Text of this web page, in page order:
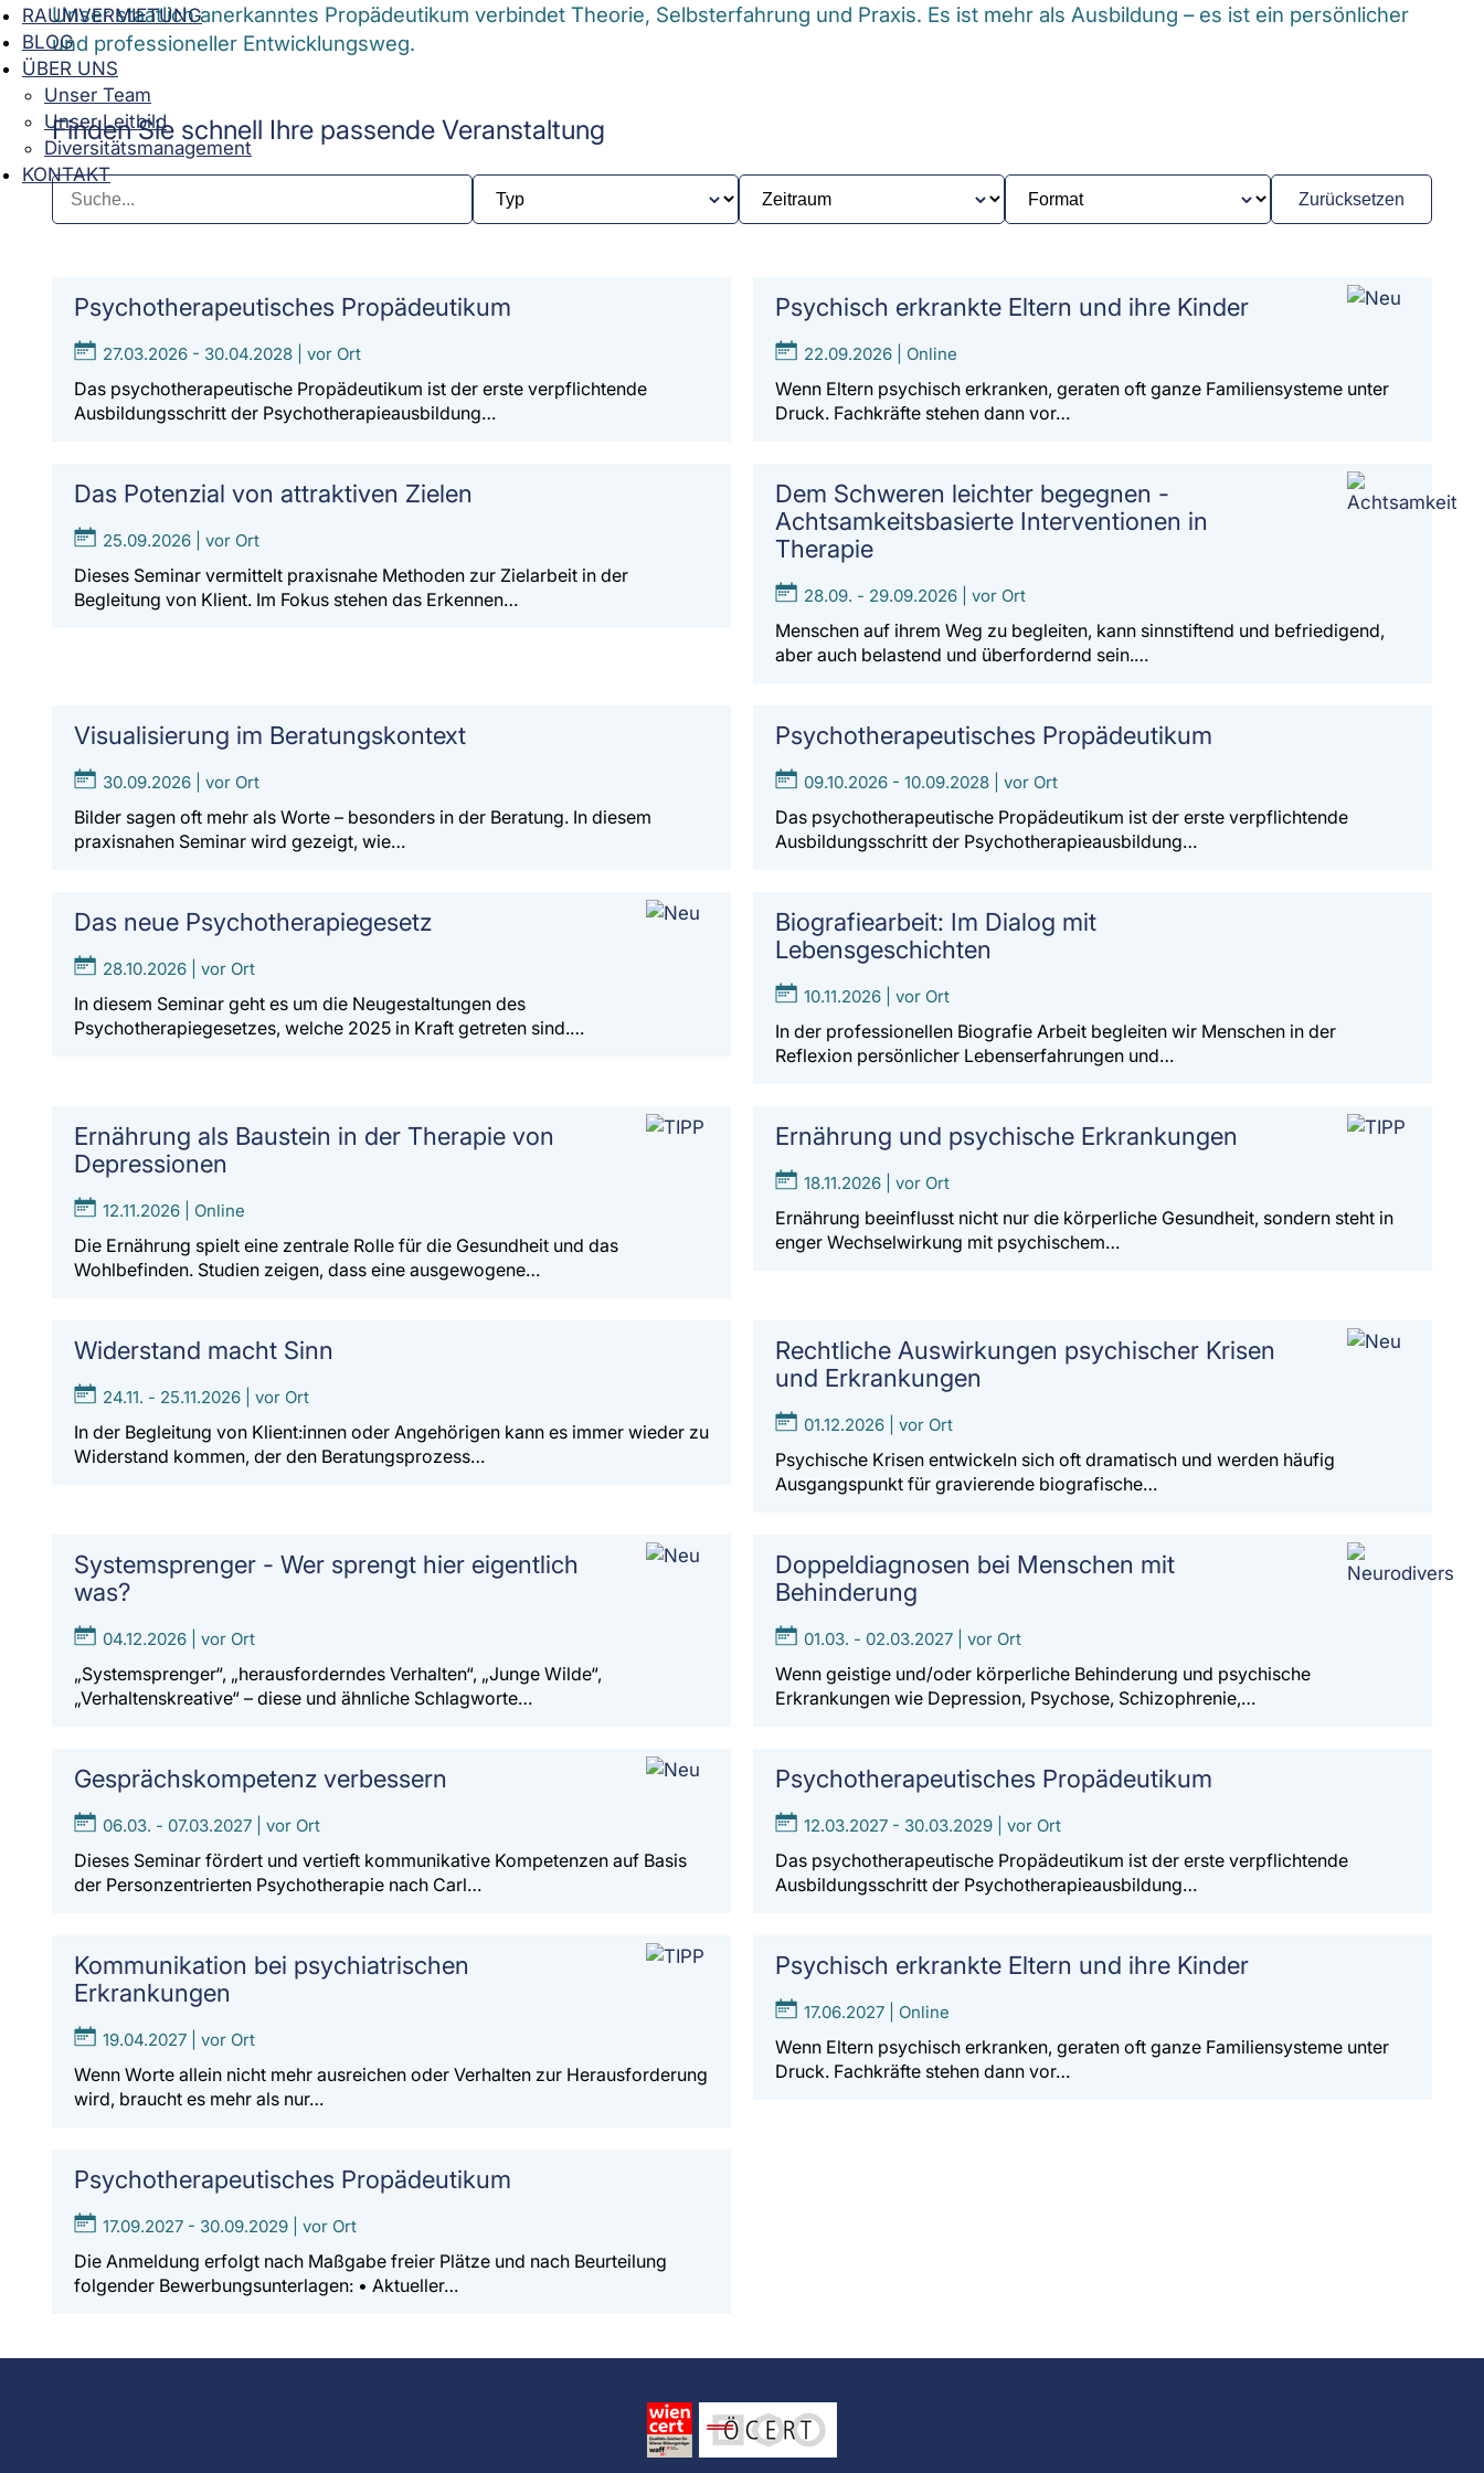
RAUMVERMIETUNG
BLOG
ÜBER UNS
Unser Team
Unser Leitbild
Diversitätsmanagement
KONTAKT
Unser staatlich anerkanntes Propädeutikum verbindet Theorie, Selbsterfahrung und Praxis. Es ist mehr als Ausbildung – es ist ein persönlicher
und professioneller Entwicklungsweg.
Finden Sie schnell Ihre passende Veranstaltung
Zurücksetzen
Psychotherapeutisches Propädeutikum
27.03.2026 - 30.04.2028 | vor Ort
Das psychotherapeutische Propädeutikum ist der erste verpflichtende
Ausbildungsschritt der Psychotherapieausbildung…
Psychisch erkrankte Eltern und ihre Kinder
22.09.2026 | Online
Wenn Eltern psychisch erkranken, geraten oft ganze Familiensysteme unter
Druck. Fachkräfte stehen dann vor…
Das Potenzial von attraktiven Zielen
25.09.2026 | vor Ort
Dieses Seminar vermittelt praxisnahe Methoden zur Zielarbeit in der
Begleitung von Klient. Im Fokus stehen das Erkennen…
Dem Schweren leichter begegnen -
Achtsamkeitsbasierte Interventionen in
Therapie
28.09. - 29.09.2026 | vor Ort
Menschen auf ihrem Weg zu begleiten, kann sinnstiftend und befriedigend,
aber auch belastend und überfordernd sein.…
Visualisierung im Beratungskontext
30.09.2026 | vor Ort
Bilder sagen oft mehr als Worte – besonders in der Beratung. In diesem
praxisnahen Seminar wird gezeigt, wie…
Psychotherapeutisches Propädeutikum
09.10.2026 - 10.09.2028 | vor Ort
Das psychotherapeutische Propädeutikum ist der erste verpflichtende
Ausbildungsschritt der Psychotherapieausbildung…
Das neue Psychotherapiegesetz
28.10.2026 | vor Ort
In diesem Seminar geht es um die Neugestaltungen des
Psychotherapiegesetzes, welche 2025 in Kraft getreten sind.…
Biografiearbeit: Im Dialog mit
Lebensgeschichten
10.11.2026 | vor Ort
In der professionellen Biografie Arbeit begleiten wir Menschen in der
Reflexion persönlicher Lebenserfahrungen und…
Ernährung als Baustein in der Therapie von
Depressionen
12.11.2026 | Online
Die Ernährung spielt eine zentrale Rolle für die Gesundheit und das
Wohlbefinden. Studien zeigen, dass eine ausgewogene…
Ernährung und psychische Erkrankungen
18.11.2026 | vor Ort
Ernährung beeinflusst nicht nur die körperliche Gesundheit, sondern steht in
enger Wechselwirkung mit psychischem…
Widerstand macht Sinn
24.11. - 25.11.2026 | vor Ort
In der Begleitung von Klient:innen oder Angehörigen kann es immer wieder zu
Widerstand kommen, der den Beratungsprozess…
Rechtliche Auswirkungen psychischer Krisen
und Erkrankungen
01.12.2026 | vor Ort
Psychische Krisen entwickeln sich oft dramatisch und werden häufig
Ausgangspunkt für gravierende biografische…
Systemsprenger - Wer sprengt hier eigentlich
was?
04.12.2026 | vor Ort
„Systemsprenger“, „herausforderndes Verhalten“, „Junge Wilde“,
„Verhaltenskreative“ – diese und ähnliche Schlagworte…
Doppeldiagnosen bei Menschen mit
Behinderung
01.03. - 02.03.2027 | vor Ort
Wenn geistige und/oder körperliche Behinderung und psychische
Erkrankungen wie Depression, Psychose, Schizophrenie,…
Gesprächskompetenz verbessern
06.03. - 07.03.2027 | vor Ort
Dieses Seminar fördert und vertieft kommunikative Kompetenzen auf Basis
der Personzentrierten Psychotherapie nach Carl…
Psychotherapeutisches Propädeutikum
12.03.2027 - 30.03.2029 | vor Ort
Das psychotherapeutische Propädeutikum ist der erste verpflichtende
Ausbildungsschritt der Psychotherapieausbildung…
Kommunikation bei psychiatrischen
Erkrankungen
19.04.2027 | vor Ort
Wenn Worte allein nicht mehr ausreichen oder Verhalten zur Herausforderung
wird, braucht es mehr als nur…
Psychisch erkrankte Eltern und ihre Kinder
17.06.2027 | Online
Wenn Eltern psychisch erkranken, geraten oft ganze Familiensysteme unter
Druck. Fachkräfte stehen dann vor…
Psychotherapeutisches Propädeutikum
17.09.2027 - 30.09.2029 | vor Ort
Die Anmeldung erfolgt nach Maßgabe freier Plätze und nach Beurteilung
folgender Bewerbungsunterlagen: • Aktueller…